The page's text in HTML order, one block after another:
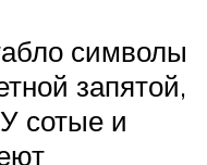
символы
запятой,
сотые и